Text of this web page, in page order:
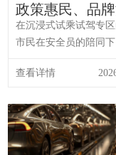
政策惠民、品
聚、文旅添彩！
重庆第一批新能
官
在沉浸式试乘试驾专区
市民在安全员的陪同下
驾驶带来的便捷与科
出行领域的生动实践。
活动积极响应今年政府
报告关于整治‘内卷式’
查看详情